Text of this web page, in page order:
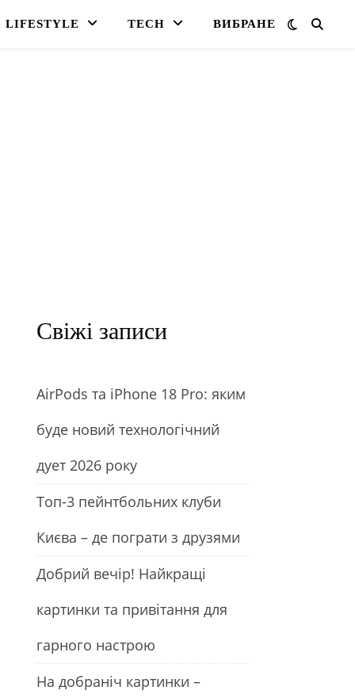
LIFESTYLE TECH ВИБРАНЕ
Свіжі записи
АirРods та iРhone 18 Рro: яким
буде новий технологічний
дует 2026 року
Топ-3 пейнтбольних клуби
Києва – де пограти з друзями
Добрий вечір! Найкращі
картинки та привітання для
гарного настрою
На добраніч картинки –